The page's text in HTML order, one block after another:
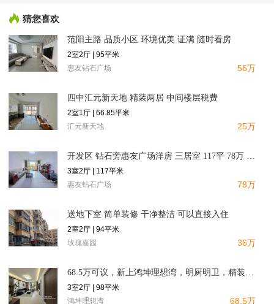
猜您喜欢
范阳主路 品质小区 环境优美 证满 随时看房
2室2厅 | 95平米
惠友钻石广场
56万
四中汇元新天地 精装两居 中间楼层税费
2室1厅 | 66.85平米
汇元新天地
25万
3室2厅 | 117平米
惠友钻石广场
78万
送地下室 简单装修 干净整洁 可以直接入住
2室2厅 | 94平米
玫瑰嘉园
36万
3室2厅 | 98平米
鸿坤理想湾
68.5万